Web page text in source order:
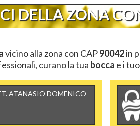
DELLA ZONA
vicino alla zona con CAP90042in
curano la tua bocca e i
ATANASIO DOMENICO